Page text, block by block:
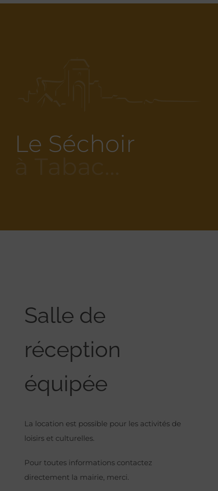
Le Séchoir
Salle de
réception
équipée
La location est possible pour les activités de
loisirs et culturelles.
Pour toutes informations contactez
directement la mairie, merci.